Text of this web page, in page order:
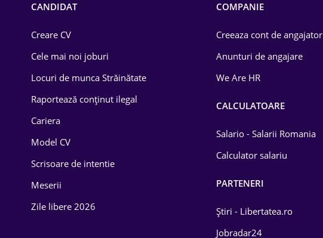
Drept
Educație / Training
Energetică
Farma
CANDIDAT
Creare CV
Cele mai noi joburi
Locuri de munca Străinătate
Raportează conținut ilegal
Cariera
Model CV
Scrisoare de intentie
Meserii
Zile libere 2026
COMPANIE
Creeaza cont de angajator
Anunturi de angajare
We Are HR
CALCULATOARE
Salario - Salarii Romania
Calculator salariu
PARTENERI
Știri - Libertatea.ro
Jobradar24